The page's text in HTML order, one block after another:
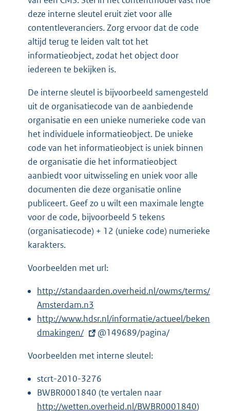
deze interne sleutel eruit ziet voor alle
contentleveranciers. Zorg ervoor dat de code
altijd terug te leiden valt tot het
informatieobject, zodat het object door
iedereen te bekijken is.
De interne sleutel is bijvoorbeeld samengesteld
uit de organisatiecode van de aanbiedende
organisatie en een unieke numerieke code van
het individuele informatieobject. De unieke
code van het informatieobject is uniek binnen
de organisatie die het informatieobject
aanbiedt voor uitwisseling en uniek voor alle
documenten die deze organisatie online
publiceert. Geef zo u wilt een maximale lengte
voor de code, bijvoorbeeld 5 tekens
(organisatiecode) + 12 (unieke code) numerieke
karakters.
Voorbeelden met url:
http://standaarden.overheid.nl/owms/terms/
Amsterdam.n3
E
x
e
n
e
http://www.hdsr.nl/informatie/actueel/beken
dmakingen/
@149689/pagina/
Voorbeelden met interne sleutel:
stcrt-2010-3276
BWBR0001840 (te vertalen naar
http://wetten.overheid.nl/BWBR0001840)